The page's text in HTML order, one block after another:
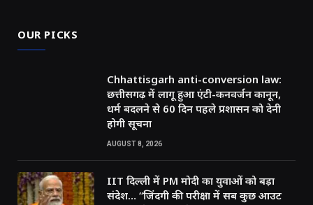
OUR PICKS
Chhattisgarh anti-conversion law:
छत्तीसगढ़ में लागू हुआ एंटी-कनवर्जन कानून,
धर्म बदलने से 60 दिन पहले प्रशासन को देनी
होगी सूचना
AUGUST 8, 2026
IIT दिल्ली में PM मोदी का युवाओं को बड़ा
संदेश… “जिंदगी की परीक्षा में सब कुछ आउट